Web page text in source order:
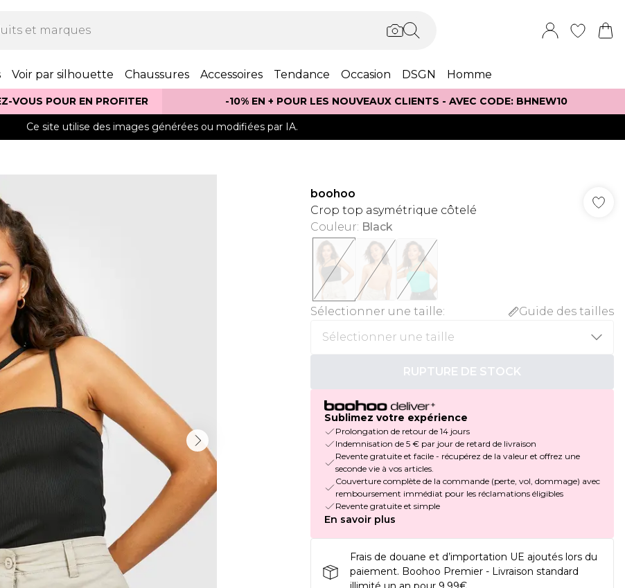
Voir par silhouette Chaussures Accessoires Tendance Occasion DSGN Homme
VOUS POUR EN PROFITER -10% EN + POUR LES NOUVEAUX CLIENTS - AVEC CODE: BHNEW10
Ce site utilise des images générées ou modifiées par IA.
boohoo
Crop top asymétrique côtelé
Couleur: Black
Sélectionner une taille: Guide des tailles
RUPTURE DE STOCK
Sublimez votre expérience
Prolongation de retour de 14 jours
Indemnisation de 5 € par jour de retard de livraison
Revente gratuite et facile - récupérez de la valeur et offrez une
seconde vie à vos articles.
Couverture complète de la commande (perte, vol, dommage) avec
remboursement immédiat pour les réclamations éligibles
Revente gratuite et simple
En savoir plus
Frais de douane et d’importation UE ajoutés lors du
paiement. Boohoo Premier - Livraison standard